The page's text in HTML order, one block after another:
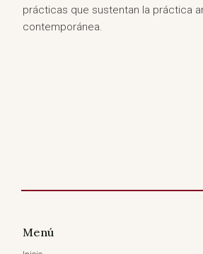
prácticas que sustentan la práctica
contemporánea.
Menú